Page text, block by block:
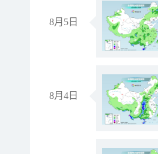
8月5日
8月4日